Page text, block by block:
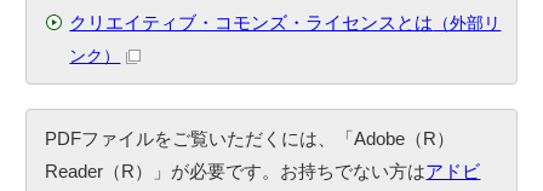
クリエイティブ・コモンズ・ライセンスとは （外部リ
ンク）
PDFファイルをご覧いただくには、「Adobe（R）
Reader（R）」が必要です。お持ちでない方はアドビ